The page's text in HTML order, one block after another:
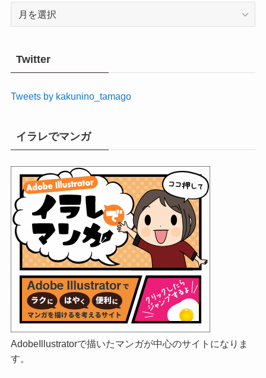
Twitter
Tweets by kakunino_tamago
イラレでマンガ
AdobeIllustratorで描いたマンガが中心のサイトになりま
す。